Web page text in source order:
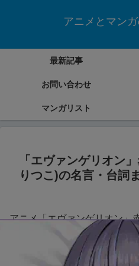
アニメとマン
最新記事
お問い合わせ
マンガリスト
「エヴァンゲリオン
りつこ)の名言・台詞
アニメ「エヴァンゲリオン」
名言・台詞をまとめていきま